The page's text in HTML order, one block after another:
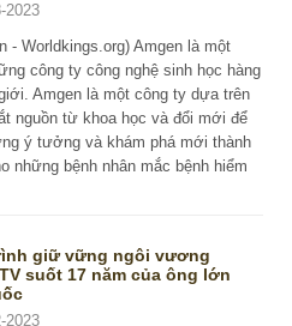
2023
- Worldkings.org) Amgen là một
công ty công nghệ sinh học hàng
Amgen là một công ty dựa trên
nguồn từ khoa học và đổi mới để
ý tưởng và khám phá mới thành
những bệnh nhân mắc bệnh hiểm
giữ vững ngôi vương
suốt 17 năm của ông lớn
2023